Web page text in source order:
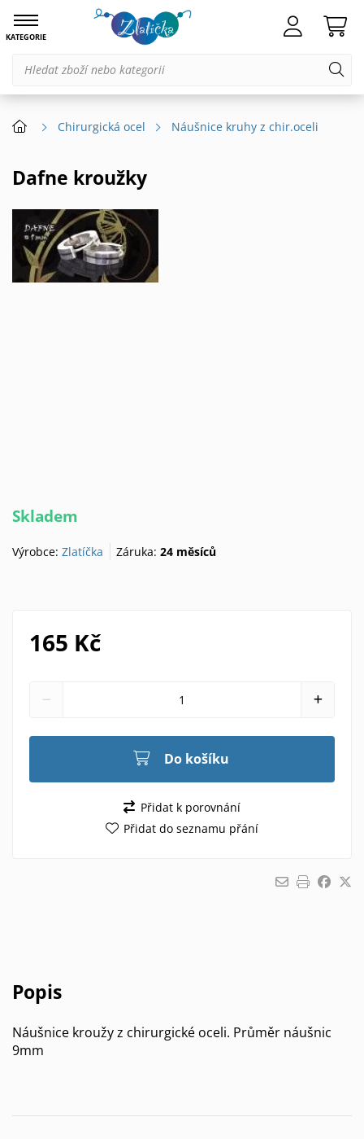
KATEGORIE
Chirurgická ocel Náušnice kruhy z chir.oceli
Dafne kroužky
Skladem
Výrobce: Zlatíčka Záruka:24 měsíců
165 Kč
Do košíku
Přidat k porovnání
Přidat do seznamu přání
Popis
Náušnice kroužy z chirurgické oceli. Průměr náušnic
9mm